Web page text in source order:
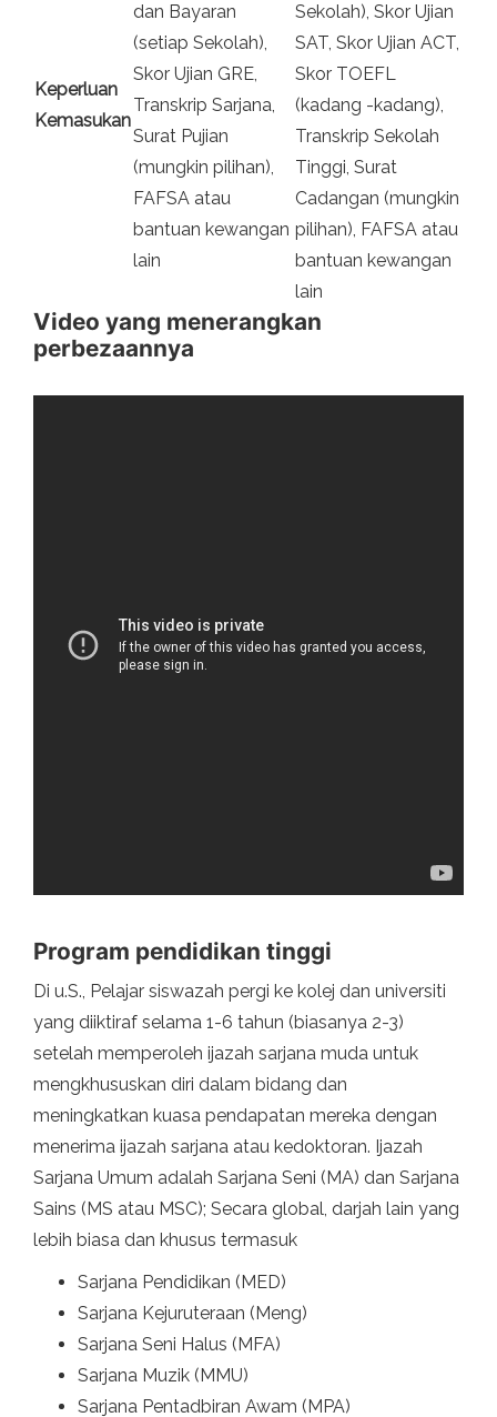
Keperluan
Kemasukan
dan Bayaran
(setiap Sekolah),
Skor Ujian GRE,
Transkrip Sarjana,
Surat Pujian
(mungkin pilihan),
FAFSA atau
bantuan kewangan
lain
Sekolah), Skor Ujian
SAT, Skor Ujian ACT,
Skor TOEFL
(kadang -kadang),
Transkrip Sekolah
Tinggi, Surat
Cadangan (mungkin
pilihan), FAFSA atau
bantuan kewangan
lain
Video yang menerangkan
perbezaannya
Program pendidikan tinggi
Di u.S., Pelajar siswazah pergi ke kolej dan universiti
yang diiktiraf selama 1-6 tahun (biasanya 2-3)
setelah memperoleh ijazah sarjana muda untuk
mengkhususkan diri dalam bidang dan
meningkatkan kuasa pendapatan mereka dengan
menerima ijazah sarjana atau kedoktoran. Ijazah
Sarjana Umum adalah Sarjana Seni (MA) dan Sarjana
Sains (MS atau MSC); Secara global, darjah lain yang
lebih biasa dan khusus termasuk
Sarjana Pendidikan (MED)
Sarjana Kejuruteraan (Meng)
Sarjana Seni Halus (MFA)
Sarjana Muzik (MMU)
Sarjana Pentadbiran Awam (MPA)